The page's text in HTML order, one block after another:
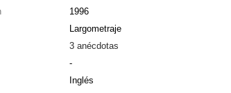
1996
Largometraje
3 anécdotas
-
Inglés